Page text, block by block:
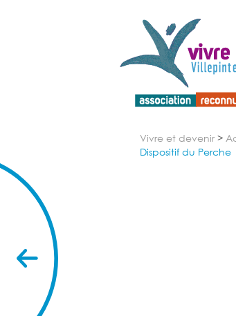
Vivre et devenir >
Dispositif du Perche